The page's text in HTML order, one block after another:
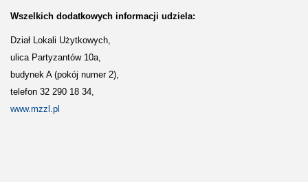
Wszelkich dodatkowych informacji udziela:
Dział Lokali Użytkowych,
ulica Partyzantów 10a,
budynek A (pokój numer 2),
telefon 32 290 18 34,
www.mzzl.pl